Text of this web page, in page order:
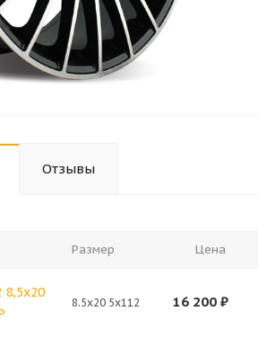
Отзывы
Размер Цена
8,5x20
8.5x20 5x112 16 200 ₽